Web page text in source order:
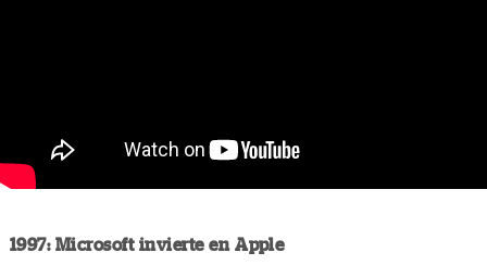
1997: Microsoft invierte en Apple